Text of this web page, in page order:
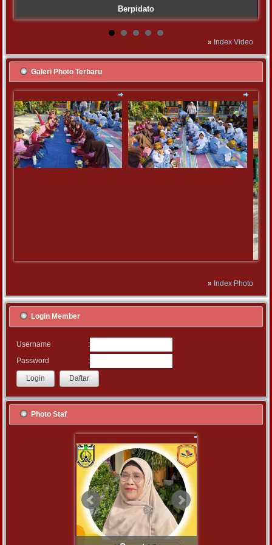
Berpidato
» Index Video
Galeri Photo Terbaru
» Index Photo
Login Member
Username
:
Password
:
Photo Staf